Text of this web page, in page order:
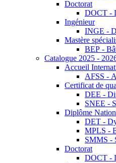
Doctorat
DOCT -
Ingénieur
INGE -
Mastère
BEP -
Catalogue 2025 -
Accueil
AFSS -
Certificat de
DEE -
SNEE -
Diplôme
DET -
MPLS -
SMMS -
Doctorat
DOCT -